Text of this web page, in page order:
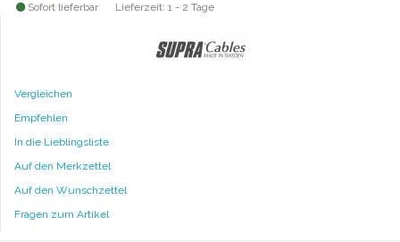
Sofort lieferbar Lieferzeit: 1 - 2 Tage
Vergleichen
Empfehlen
In die Lieblingsliste
Auf den Merkzettel
Auf den Wunschzettel
Fragen zum Artikel